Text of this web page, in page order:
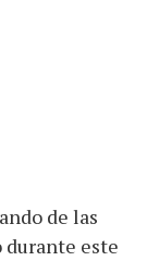
de las
durante este